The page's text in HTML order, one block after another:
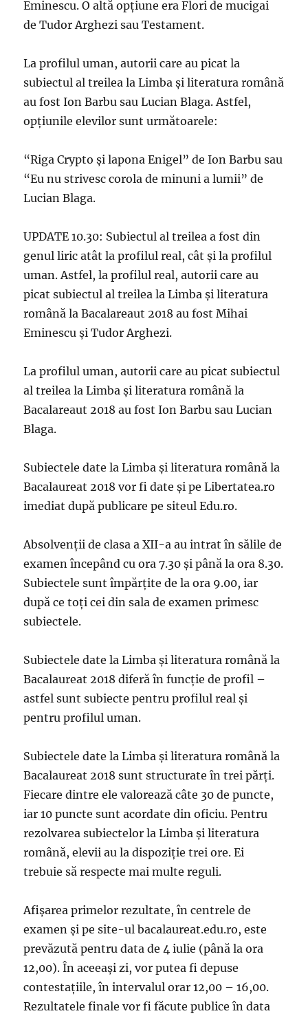
Eminescu. O altă opțiune era Flori de mucigai
de Tudor Arghezi sau Testament.
La profilul uman, autorii care au picat la
subiectul al treilea la Limba și literatura română
au fost Ion Barbu sau Lucian Blaga. Astfel,
opțiunile elevilor sunt următoarele:
“Riga Crypto și lapona Enigel” de Ion Barbu sau
“Eu nu strivesc corola de minuni a lumii” de
Lucian Blaga.
UPDATE 10.30: Subiectul al treilea a fost din
genul liric atât la profilul real, cât și la profilul
uman. Astfel, la profilul real, autorii care au
picat subiectul al treilea la Limba și literatura
română la Bacalareaut 2018 au fost Mihai
Eminescu şi Tudor Arghezi.
La profilul uman, autorii care au picat subiectul
al treilea la Limba și literatura română la
Bacalareaut 2018 au fost Ion Barbu sau Lucian
Blaga.
Subiectele date la Limba și literatura română la
Bacalaureat 2018 vor fi date și pe Libertatea.ro
imediat după publicare pe siteul Edu.ro.
Absolvenții de clasa a XII-a au intrat în sălile de
examen începând cu ora 7.30 și până la ora 8.30.
Subiectele sunt împărțite de la ora 9.00, iar
după ce toți cei din sala de examen primesc
subiectele.
Subiectele date la Limba și literatura română la
Bacalaureat 2018 diferă în funcție de profil –
astfel sunt subiecte pentru profilul real și
pentru profilul uman.
Subiectele date la Limba și literatura română la
Bacalaureat 2018 sunt structurate în trei părți.
Fiecare dintre ele valorează câte 30 de puncte,
iar 10 puncte sunt acordate din oficiu. Pentru
rezolvarea subiectelor la Limba și literatura
română, elevii au la dispoziție trei ore. Ei
trebuie să respecte mai multe reguli.
Afişarea primelor rezultate, în centrele de
examen şi pe site-ul bacalaureat.edu.ro, este
prevăzută pentru data de 4 iulie (până la ora
12,00). În aceeaşi zi, vor putea fi depuse
contestaţiile, în intervalul orar 12,00 – 16,00.
Rezultatele finale vor fi făcute publice în data